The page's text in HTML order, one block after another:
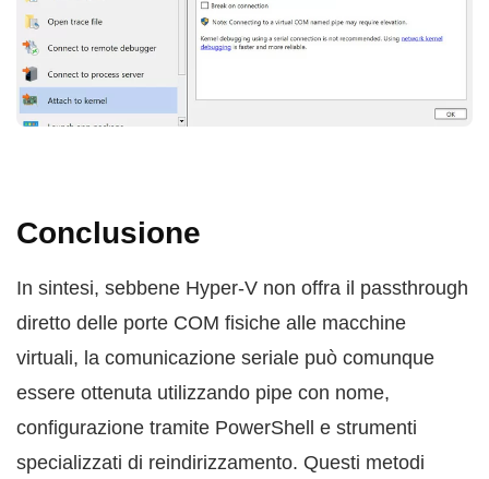
Conclusione
In sintesi, sebbene Hyper-V non offra il passthrough
diretto delle porte COM fisiche alle macchine
virtuali, la comunicazione seriale può comunque
essere ottenuta utilizzando pipe con nome,
configurazione tramite PowerShell e strumenti
specializzati di reindirizzamento. Questi metodi